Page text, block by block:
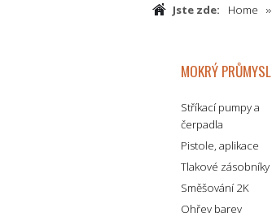
Jste zde: Home
MOKRÝ PRŮMYSL
Stříkací pumpy a
čerpadla
Pistole, aplikace
Tlakové zásobníky
Směšování 2K
Ohřev barev